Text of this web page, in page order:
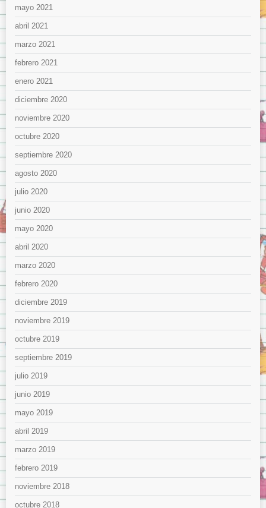
mayo 2021
abril 2021
marzo 2021
febrero 2021
enero 2021
diciembre 2020
noviembre 2020
octubre 2020
septiembre 2020
agosto 2020
julio 2020
junio 2020
mayo 2020
abril 2020
marzo 2020
febrero 2020
diciembre 2019
noviembre 2019
octubre 2019
septiembre 2019
julio 2019
junio 2019
mayo 2019
abril 2019
marzo 2019
febrero 2019
noviembre 2018
octubre 2018